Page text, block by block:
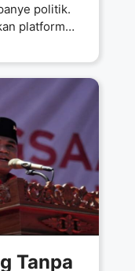
politik.
platform
Tanpa